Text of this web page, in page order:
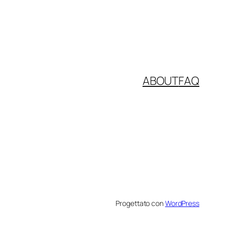
ABOUTFAQ
Progettato conWordPress